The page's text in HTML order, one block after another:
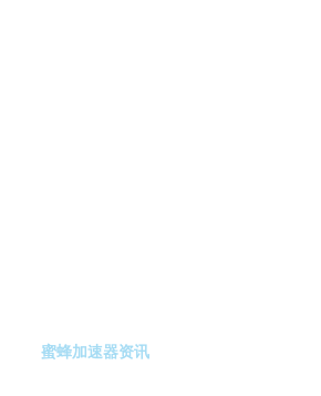
蜜蜂加速器资讯